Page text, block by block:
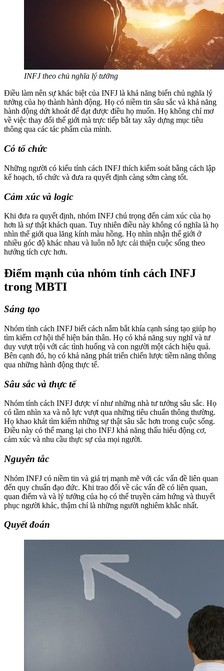
INFJ theo chủ nghĩa lý tưởng
Điều làm nên sự khác biệt của INFJ là khả năng biến chủ nghĩa lý
tưởng của họ thành hành động. Họ có niềm tin sâu sắc và khả năng
hành động dứt khoát để đạt được điều họ muốn. Họ không chỉ mơ
về việc thay đổi thế giới mà trực tiếp bắt tay xây dựng mục tiêu
thông qua các tác phẩm của mình.
Có tổ chức
Những người có kiểu tính cách INFJ thích kiểm soát bằng cách lập
kế hoạch, tổ chức và đưa ra quyết định càng sớm càng tốt.
Cảm xúc và logic
Khi đưa ra quyết định, nhóm INFJ chú trọng đến cảm xúc của họ
hơn là sự thật khách quan. Tuy nhiên điều này không có nghĩa là họ
nhìn thế giới qua lăng kính màu hồng. Họ nhìn nhận thế giới ở
nhiều góc độ khác nhau và luôn nỗ lực cải thiện cuộc sống theo
hướng tích cực hơn.
Điểm mạnh của nhóm tính cách INFJ
trong MBTI
Sáng tạo
Nhóm tính cách INFJ biết cách nắm bắt khía cạnh sáng tạo giúp họ
tìm kiếm cơ hội thể hiện bản thân. Họ có khả năng suy nghĩ và tư
duy vượt trội với các tình huống và con người một cách hiệu quả.
Bên cạnh đó, họ có khả năng phát triển chiến lược tiềm năng thông
qua những hành động thực tế.
Sâu sắc và thực tế
Nhóm tính cách INFJ được ví như những nhà tư tưởng sâu sắc. Họ
có tầm nhìn xa và nỗ lực vượt qua những tiêu chuẩn thông thường.
Họ khao khát tìm kiếm những sự thật sâu sắc hơn trong cuộc sống.
Điều này có thể mang lại cho INFJ khả năng thấu hiểu động cơ,
cảm xúc và nhu cầu thực sự của mọi người.
Nguyên tắc
Nhóm INFJ có niềm tin và giá trị mạnh mẽ với các vấn đề liên quan
đến quy chuẩn đạo đức. Khi trao đổi về các vấn đề có liên quan,
quan điểm và và lý tưởng của họ có thể truyền cảm hứng và thuyết
phục người khác, thậm chí là những người nghiêm khắc nhất.
Quyết đoán